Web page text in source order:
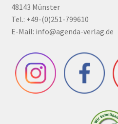
48143 Münster
Tel.: +49-(0)251-799610
E-Mail: info@agenda-verlag.de